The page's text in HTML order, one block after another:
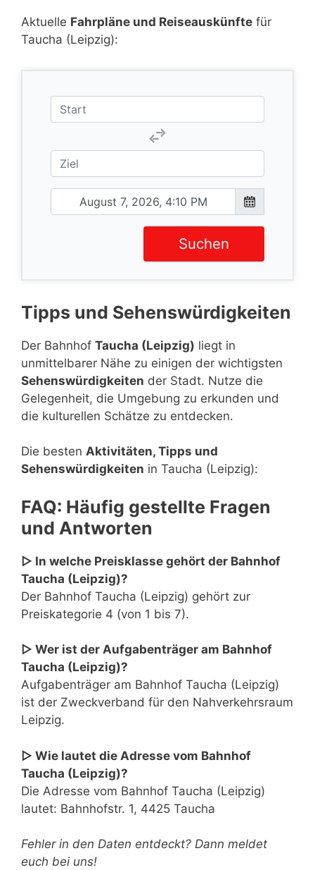
Aktuelle Fahrpläne und Reiseauskünfte für
Taucha (Leipzig):
Suchen
Tipps und Sehenswürdigkeiten
Der Bahnhof Taucha (Leipzig) liegt in
unmittelbarer Nähe zu einigen der wichtigsten
Sehenswürdigkeiten der Stadt. Nutze die
Gelegenheit, die Umgebung zu erkunden und
die kulturellen Schätze zu entdecken.
Die besten Aktivitäten, Tipps und
Sehenswürdigkeiten in Taucha (Leipzig):
FAQ: Häufig gestellte Fragen
und Antworten
▷ In welche Preisklasse gehört der Bahnhof
Taucha (Leipzig)?
Der Bahnhof Taucha (Leipzig) gehört zur
Preiskategorie 4 (von 1 bis 7).
▷ Wer ist der Aufgabenträger am Bahnhof
Taucha (Leipzig)?
Aufgabenträger am Bahnhof Taucha (Leipzig)
ist der Zweckverband für den Nahverkehrsraum
Leipzig.
▷ Wie lautet die Adresse vom Bahnhof
Taucha (Leipzig)?
Die Adresse vom Bahnhof Taucha (Leipzig)
lautet: Bahnhofstr. 1, 4425 Taucha
Fehler in den Daten entdeckt? Dann meldet
euch bei uns!